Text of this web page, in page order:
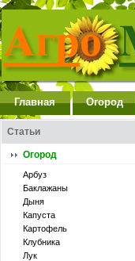
Главная Огород
Статьи
Огород
Арбуз
Баклажаны
Дыня
Капуста
Картофель
Клубника
Лук